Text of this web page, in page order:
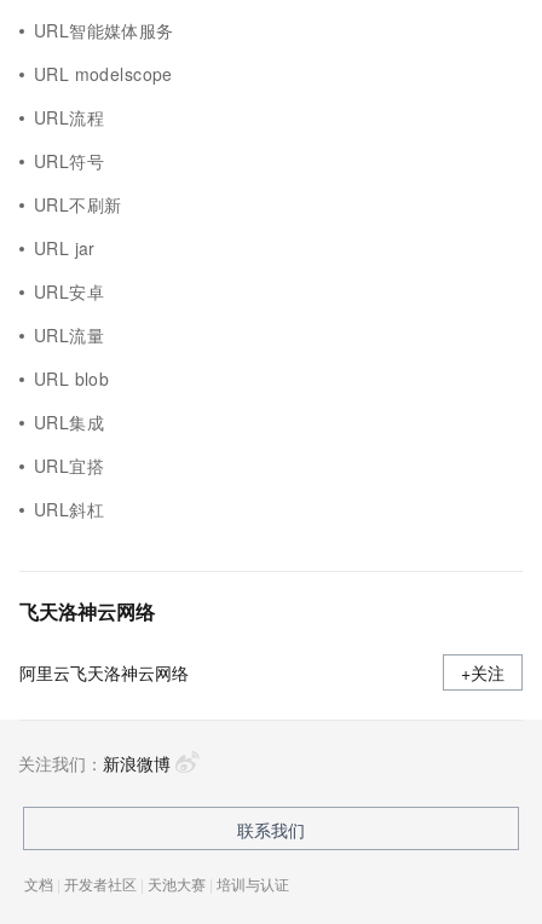
URL智能媒体服务
URL modelscope
URL流程
URL符号
URL不刷新
URL jar
URL安卓
URL流量
URL blob
URL集成
URL宜搭
URL斜杠
飞天洛神云网络
阿里云飞天洛神云网络 +关注
关注我们： 新浪微博
联系我们
文档 | 开发者社区 | 天池大赛 | 培训与认证